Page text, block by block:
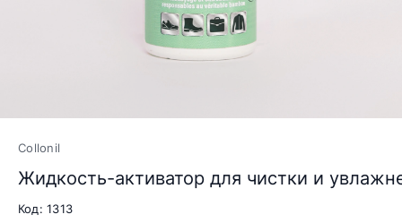
Collonil
Жидкость-активатор для чистки и
Код: 1313